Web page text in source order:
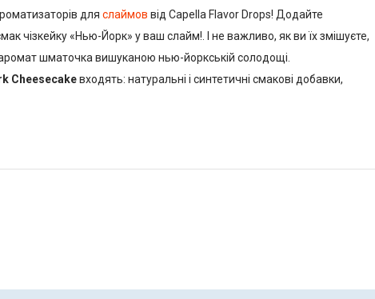
для слаймов від Capella Flavor Drops! Додайте
чізкейку «Нью-Йорк» у ваш слайм!. І не важливо, як ви їх змішуєте,
шматочка вишуканою нью-йоркській солодощі.
Cheesecakeвходять: натуральні і синтетичні смакові добавки,